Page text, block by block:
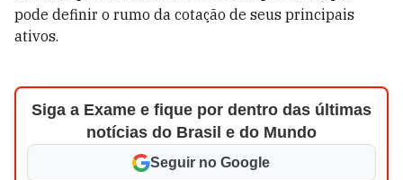
pode definir o rumo da cotação de seus principais
ativos.
Siga a Exame e fique por dentro das últimas
notícias do Brasil e do Mundo
Seguir no Google